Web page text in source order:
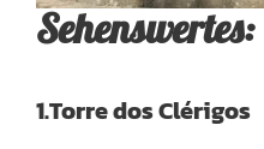
Sehenswertes:
1.Torre dos Clérigos